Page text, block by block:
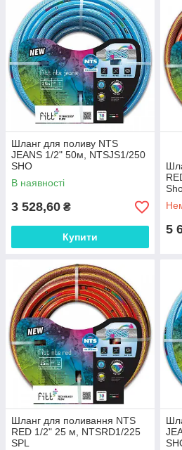
Шланг для поливу NTS
JEANS 1/2" 50м, NTSJS1/250
SHO
В наявності
3 528,60 ₴
Купити
5
Шланг для поливання NTS
RED 1/2" 25 м, NTSRD1/225
SPL